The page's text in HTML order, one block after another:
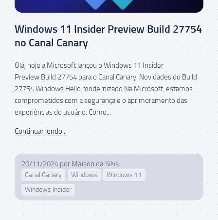
Windows 11 Insider Preview Build 27754
no Canal Canary
Olá, hoje a Microsoft lançou o Windows 11 Insider
Preview Build 27754 para o Canal Canary. Novidades do Build
27754 Windows Hello modernizado Na Microsoft, estamos
comprometidos com a segurança e o aprimoramento das
experiências do usuário. Como...
Continuar lendo...
20/11/2024 por Maison da Silva
Canal Canary Windows
Windows 11
Windows Insider